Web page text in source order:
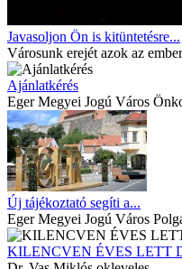
Javasoljon Ön is kitüntetésre...
Városunk erejét azok az
Ajánlatkérés
Eger Megyei Jogú Város
Új tájékoztató segíti a...
Eger Megyei Jogú Város
KILENCVEN ÉVES LETT